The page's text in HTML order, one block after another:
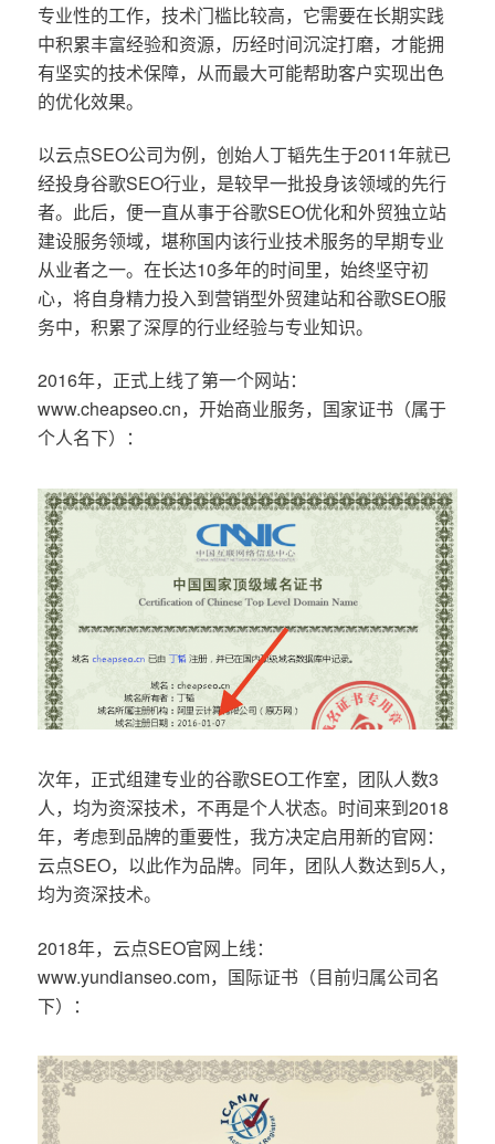
专业性的工作，技术门槛比较高，它需要在长期实践
中积累丰富经验和资源，历经时间沉淀打磨，才能拥
有坚实的技术保障，从而最大可能帮助客户实现出色
的优化效果。
以云点SEO公司为例，创始人丁韬先生于2011年就已
经投身谷歌SEO行业，是较早一批投身该领域的先行
者。此后，便一直从事于谷歌SEO优化和外贸独立站
建设服务领域，堪称国内该行业技术服务的早期专业
从业者之一。在长达10多年的时间里，始终坚守初
心，将自身精力投入到营销型外贸建站和谷歌SEO服
务中，积累了深厚的行业经验与专业知识。
2016年，正式上线了第一个网站：
www.cheapseo.cn，开始商业服务，国家证书（属于
个人名下）：
次年，正式组建专业的谷歌SEO工作室，团队人数3
人，均为资深技术，不再是个人状态。时间来到2018
年，考虑到品牌的重要性，我方决定启用新的官网：
云点SEO，以此作为品牌。同年，团队人数达到5人，
均为资深技术。
2018年，云点SEO官网上线：
www.yundianseo.com，国际证书（目前归属公司名
下）：